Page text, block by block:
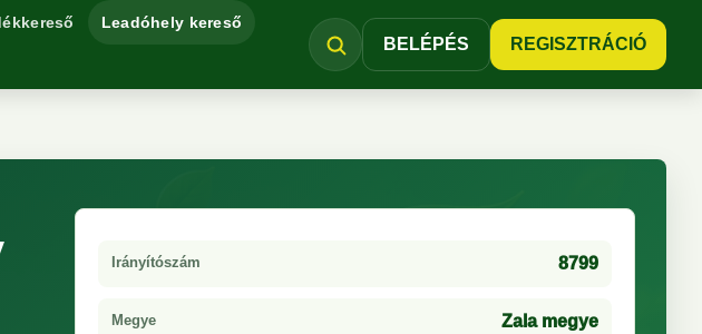
Leadóhely kereső
BELÉPÉS REGISZTRÁCIÓ
Irányítószám 8799
Megye Zala megye